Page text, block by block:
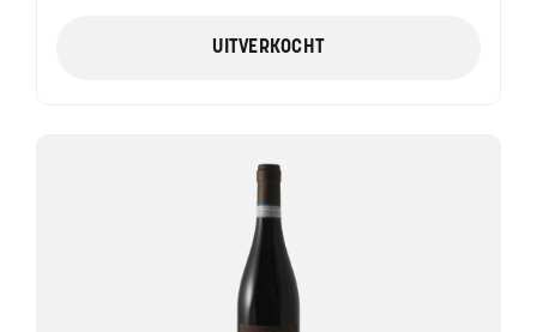
UITVERKOCHT